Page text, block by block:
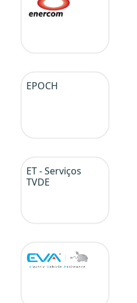
EPOCH
ET - Serviços
TVDE